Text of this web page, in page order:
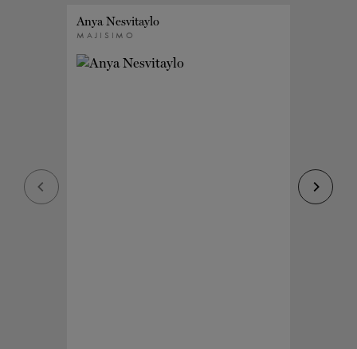
Anya Nesvitaylo
MAJISIMO